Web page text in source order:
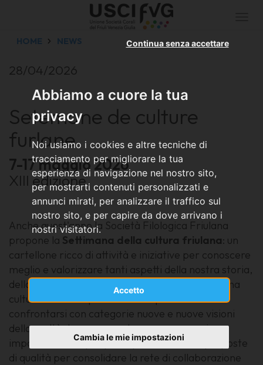
Abbiamo a cuore la tua
privacy
Noi usiamo i cookies e altre tecniche di
tracciamento per migliorare la tua
esperienza di navigazione nel nostro sito,
per mostrarti contenuti personalizzati e
annunci mirati, per analizzare il traffico sul
nostro sito, e per capire da dove arrivano i
nostri visitatori.
Accetto
Continua senza accettare
Cambia le mie impostazioni
HOME NEWS
28/04/2026
Setemane de culture
furlane
7-17 maggio 2026
XIII edizione
Anche quest'anno la Società Filologica Friulana
propone la Settimana della cultura friulana: un
cartellone ricco di attività e iniziative per conoscere
meglio e valorizzare tanti aspetti della nostra storia,
della nostra tradizione e della nostra identità, una
cultura friulana aperta a tutti e pronta a
confrontarsi con categorie nuove e nuove visioni
della realtà. La rassegna torna con numeri
importanti, sempre più importanti, e con proposte
di qualità per consolidare la rete di collaborazione